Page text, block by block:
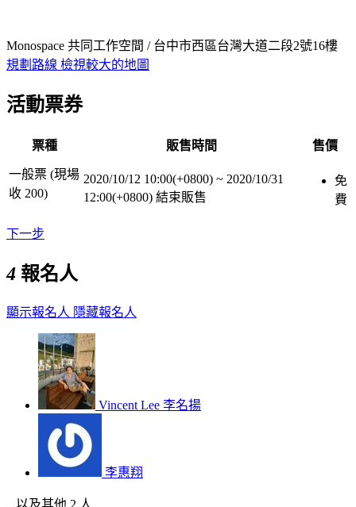
Monospace 共同工作空間 / 台中市西區台灣大道二段2號16樓
規劃路線 檢視較大的地圖
活動票券
票種 販售時間 售價
一般票 (現場
收 200)
2020/10/12 10:00(+0800) ~ 2020/10/31
12:00(+0800) 結束販售
免
費
下一步
4 報名人
顯示報名人 隱藏報名人
Vincent Lee 李名揚
李惠翔
...以及其他 2 人